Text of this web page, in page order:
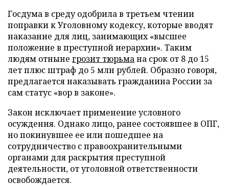
Госдума в среду одобрила в третьем чтении
поправки к Уголовному кодексу, которые вводят
наказание для лиц, занимающих «высшее
положение в преступной иерархии». Таким
людям отныне грозит тюрьмана срок от 8 до 15
лет плюс штраф до 5 млн рублей. Образно говоря,
предлагается наказывать гражданина России за
сам статус «вор в законе».
Закон исключает применение условного
осуждения. Однако лицо, ранее состоявшее в ОПГ,
но покинувшее ее или пошедшее на
сотрудничество с правоохранительными
органами для раскрытия преступной
деятельности, от уголовной ответственности
освобождается.